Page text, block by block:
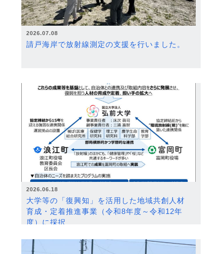
2026.07.08
請戸海岸で放射線測定の支援を行いました。
2026.06.18
大学等の「復興知」を活用した地域共創人材
育成・定着推進事業（令和8年度～令和12年
度）に採択